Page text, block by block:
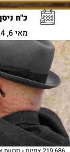
כ"ח
מאי 6, 2024